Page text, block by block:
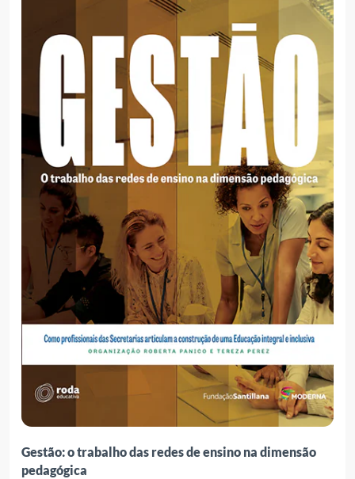
Gestão: o trabalho das redes de ensino na dimensão
pedagógica